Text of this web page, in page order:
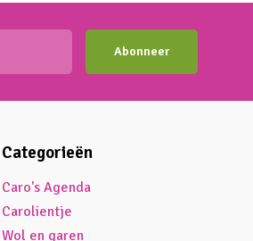
Abonneer
Categorieën
Caro's Agenda
Carolientje
Wol en garen